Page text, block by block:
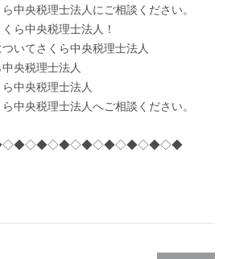
中央税理士法人にご相談ください。
ら中央税理士法人！
いてさくら中央税理士法人
央税理士法人
中央税理士法人
中央税理士法人へご相談ください。